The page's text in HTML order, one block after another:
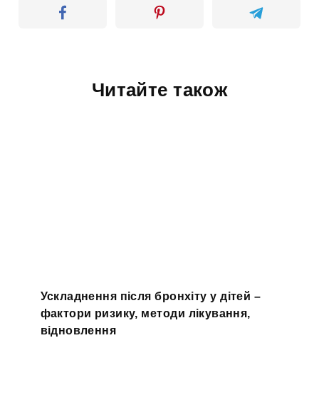
Читайте також
Ускладнення після бронхіту у дітей –
фактори ризику, методи лікування,
відновлення